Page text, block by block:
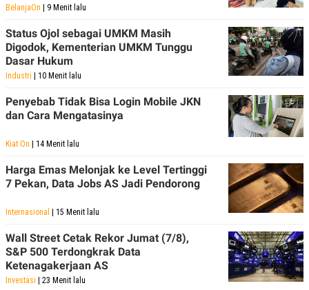
BelanjaOn | 9 Menit lalu
Status Ojol sebagai UMKM Masih
Digodok, Kementerian UMKM Tunggu
Dasar Hukum
Industri | 10 Menit lalu
Penyebab Tidak Bisa Login Mobile JKN
dan Cara Mengatasinya
Kiat On | 14 Menit lalu
Harga Emas Melonjak ke Level Tertinggi
7 Pekan, Data Jobs AS Jadi Pendorong
Internasional | 15 Menit lalu
Wall Street Cetak Rekor Jumat (7/8),
S&P 500 Terdongkrak Data
Ketenagakerjaan AS
Investasi | 23 Menit lalu